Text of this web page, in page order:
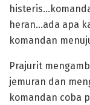
heran…ada apa
komandan
‎Prajurit
jemuran dan
komandan coba